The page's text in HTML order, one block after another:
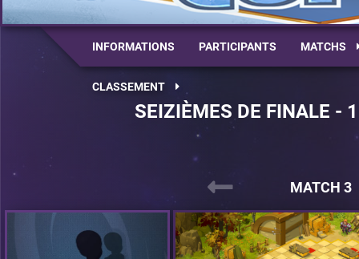
INFORMATIONS PARTICIPANTS MATCHS
CLASSEMENT
SEIZIÈMES DE FINALE
MATCH 3